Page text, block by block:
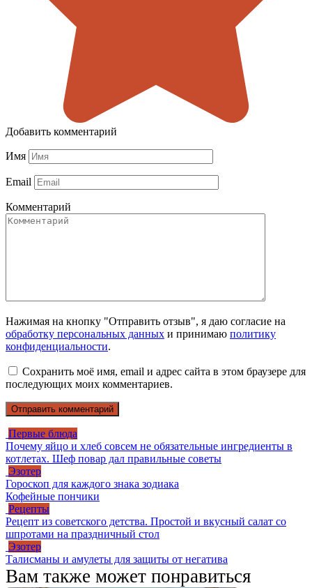
Добавить комментарий
Имя
Email
Комментарий
Нажимая на кнопку "Отправить отзыв", я даю согласие на
обработку персональных данных и принимаю политику
конфиденциальности.
Сохранить моё имя, email и адрес сайта в этом браузере для
последующих моих комментариев.
Первые блюда
Почему яйцо и хлеб совсем не обязательные ингредиенты в
котлетах. Шеф повар дал правильные советы
Эзотер
Гороскоп для каждого знака зодиака
Кофейные пончики
Рецепты
Рецепт из советского детства. Простой и вкусный салат со
шпротами на праздничный стол
Эзотер
Талисманы и амулеты для защиты от негатива
Вам также может понравиться